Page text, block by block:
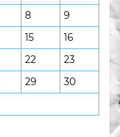
8
9
15
16
22
23
29
30